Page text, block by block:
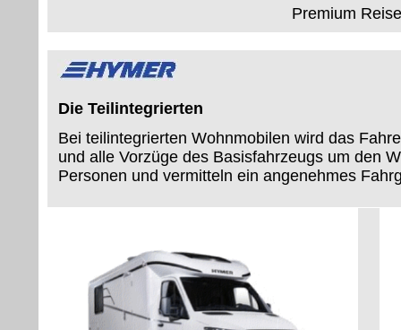
Premium
Die Teilintegrierten
Bei teilintegrierten Wohnmobilen wird das
und alle Vorzüge des Basisfahrzeugs um den
Personen und vermitteln ein angenehmes